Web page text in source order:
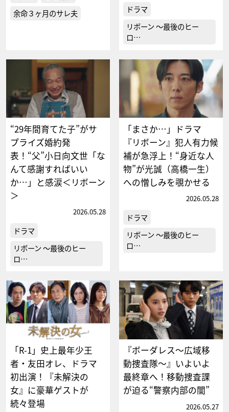
余命３ヶ月のサレ夫
ドラマ
リボーン ～最後のヒー
ロ…
“29年間育てた子”がサ
プライズ婚約発
表！“父”小日向文世「な
んて感謝すればいい
か…」と感涙＜リボーン
＞
2026.05.28
ドラマ
リボーン ～最後のヒー
ロ…
「まさか…」ドラマ
『リボーン』犯人有力候
補が急浮上！“身近な人
物”が光誠（高橋一生）
への憎しみを覗かせる
2026.05.28
ドラマ
リボーン ～最後のヒー
ロ…
「R-1」史上最年少王
者・友田オレ、ドラマ
初出演！『未解決の
女』に豪華ゲストが
続々登場
『ボーダレス～広域移
動捜査隊～』いよいよ
最終章へ！移動捜査課
が迫る“警察内部の闇”
2026.05.27